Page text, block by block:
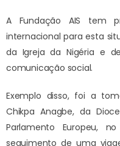
A Fundação AIS tem
internacional para esta
da Igreja da Nigéria e
comunicação social.
Exemplo disso, foi a
Chikpa Anagbe, da
Parlamento Europeu,
seguimento de uma